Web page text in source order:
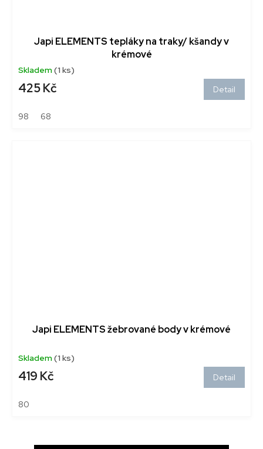
Japi ELEMENTS tepláky na traky/ kšandy v
krémové
Skladem(1 ks)
425 Kč Detail
98 68
Japi ELEMENTS žebrované body v krémové
Skladem(1 ks)
419 Kč Detail
80